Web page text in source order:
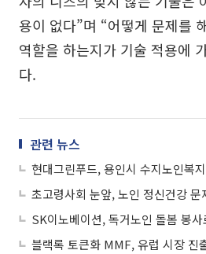
용이 없다”며 “어떻게 문제를
역할을 하는지가 기술 적용에
다.
관련 뉴스
초고령사회 눈앞, 노인 정신건강 문
SK이노베이션, 독거노인 돌봄 봉
블랙록 토큰화 MMF, 유럽 시장 진